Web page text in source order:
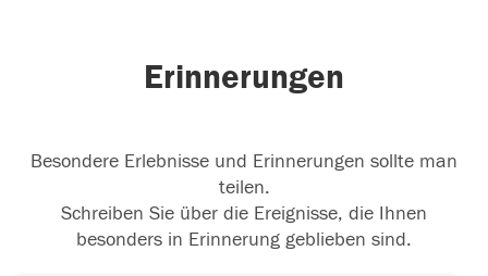
den Angehörigen.
11.11.2025
Erinnerungen
Besondere Erlebnisse und Erinnerungen sollte man
teilen.
Schreiben Sie über die Ereignisse, die Ihnen
besonders in Erinnerung geblieben sind.